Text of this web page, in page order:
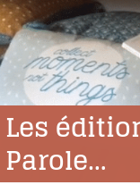
Les
Parole…